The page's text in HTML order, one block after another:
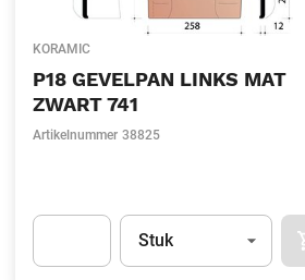
KORAMIC
P18 GEVELPAN LINKS MAT
ZWART 741
Artikelnummer 38825
Eenheid
Stuk